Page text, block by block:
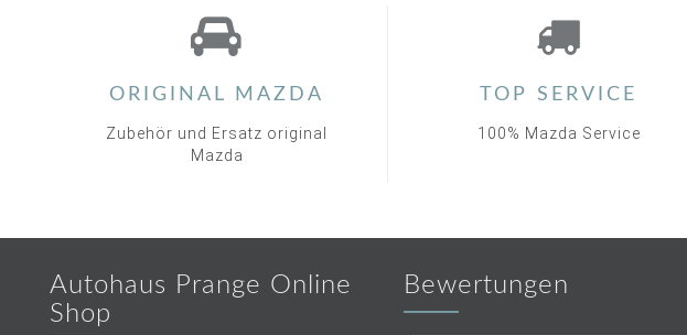
ORIGINAL MAZDA
Zubehör und Ersatz original
Mazda
TOP SERVICE
100% Mazda Service
Autohaus Prange Online
Shop
Bewertungen